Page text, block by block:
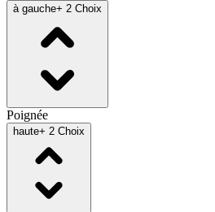
à gauche+ 2 Choix
Poignée
haute+ 2 Choix